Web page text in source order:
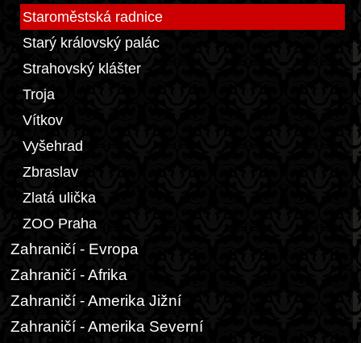
Staroměstská radnice
Starý královský palác
Strahovský klášter
Troja
Vítkov
Vyšehrad
Zbraslav
Zlatá ulička
ZOO Praha
Zahraničí - Evropa
Zahraničí - Afrika
Zahraničí - Amerika Jižní
Zahraničí - Amerika Severní